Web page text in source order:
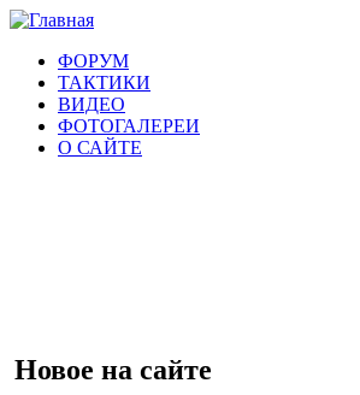
ФОРУМ
ТАКТИКИ
ВИДЕО
ФОТОГАЛЕРЕИ
О САЙТЕ
Новое на сайте